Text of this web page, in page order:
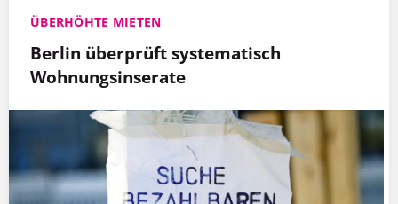
ÜBERHÖHTE MIETEN
Berlin überprüft systematisch
Wohnungsinserate